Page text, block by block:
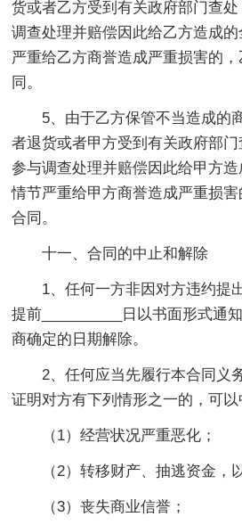
货或者乙方受到有关政府部门查
调查处理并赔偿因此给乙方造成
严重给乙方商誉造成严重损害的
同。
5、由于乙方保管不当造成的
者退货或者甲方受到有关政府部
参与调查处理并赔偿因此给甲方造
情节严重给甲方商誉造成严重损
合同。
十一、合同的中止和解除
1、任何一方非因对方违约提
提前__________日以书面形式通
商确定的日期解除。
2、任何应当先履行本合同义
证明对方有下列情形之一的，可以
（1）经营状况严重恶化；
（2）转移财产、抽逃资金，以
（3）丧失商业信誉；